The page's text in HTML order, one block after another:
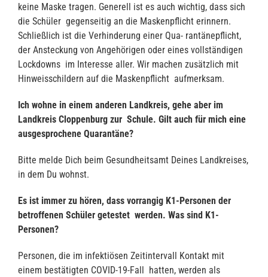
keine Maske tragen. Generell ist es auch wichtig, dass sich
die Schüler gegenseitig an die Maskenpflicht erinnern.
Schließlich ist die Verhinderung einer Qua- rantänepflicht,
der Ansteckung von Angehörigen oder eines vollständigen
Lockdowns im Interesse aller. Wir machen zusätzlich mit
Hinweisschildern auf die Maskenpflicht aufmerksam.
Ich wohne in einem anderen Landkreis, gehe aber im
Landkreis Cloppenburg zur Schule. Gilt auch für mich eine
ausgesprochene Quarantäne?
Bitte melde Dich beim Gesundheitsamt Deines Landkreises,
in dem Du wohnst.
Es ist immer zu hören, dass vorrangig K1-Personen der
betroffenen Schüler getestet werden. Was sind K1-
Personen?
Personen, die im infektiösen Zeitintervall Kontakt mit
einem bestätigten COVID-19-Fall hatten, werden als